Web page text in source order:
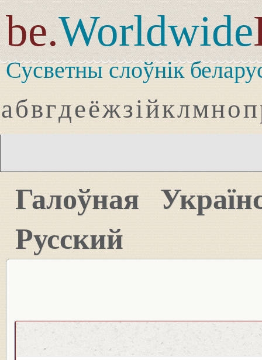
be.Worldwide
Сусветны слоўнік
абвгдеёжзійклмноп
Галоўная
Русский